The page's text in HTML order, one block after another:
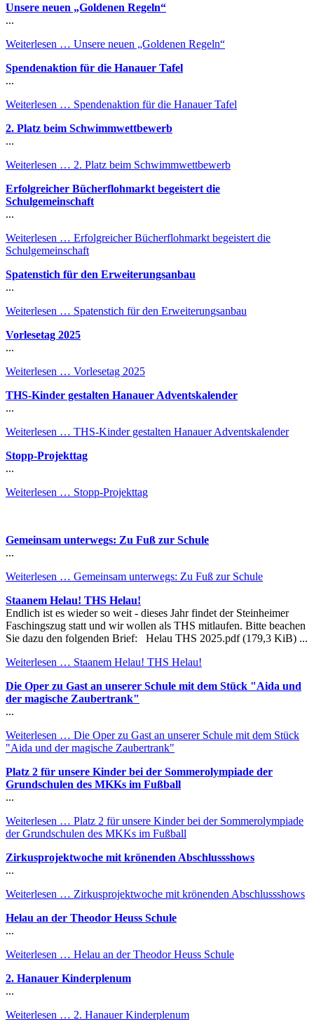
Unsere neuen „Goldenen Regeln“
...
Weiterlesen … Unsere neuen „Goldenen Regeln“
Spendenaktion für die Hanauer Tafel
...
Weiterlesen … Spendenaktion für die Hanauer Tafel
2. Platz beim Schwimmwettbewerb
...
Weiterlesen … 2. Platz beim Schwimmwettbewerb
Erfolgreicher Bücherflohmarkt begeistert die
Schulgemeinschaft
...
Weiterlesen … Erfolgreicher Bücherflohmarkt begeistert die
Schulgemeinschaft
Spatenstich für den Erweiterungsanbau
...
Weiterlesen … Spatenstich für den Erweiterungsanbau
Vorlesetag 2025
...
Weiterlesen … Vorlesetag 2025
THS-Kinder gestalten Hanauer Adventskalender
...
Weiterlesen … THS-Kinder gestalten Hanauer Adventskalender
Stopp-Projekttag
...
Weiterlesen … Stopp-Projekttag
Gemeinsam unterwegs: Zu Fuß zur Schule
...
Weiterlesen … Gemeinsam unterwegs: Zu Fuß zur Schule
Staanem Helau! THS Helau!
Endlich ist es wieder so weit - dieses Jahr findet der Steinheimer
Faschingszug statt und wir wollen als THS mitlaufen. Bitte beachen
Sie dazu den folgenden Brief: Helau THS 2025.pdf (179,3 KiB) ...
Weiterlesen … Staanem Helau! THS Helau!
Die Oper zu Gast an unserer Schule mit dem Stück "Aida und
der magische Zaubertrank"
...
Weiterlesen … Die Oper zu Gast an unserer Schule mit dem Stück
"Aida und der magische Zaubertrank"
Platz 2 für unsere Kinder bei der Sommerolympiade der
Grundschulen des MKKs im Fußball
...
Weiterlesen … Platz 2 für unsere Kinder bei der Sommerolympiade
der Grundschulen des MKKs im Fußball
Zirkusprojektwoche mit krönenden Abschlussshows
...
Weiterlesen … Zirkusprojektwoche mit krönenden Abschlussshows
Helau an der Theodor Heuss Schule
...
Weiterlesen … Helau an der Theodor Heuss Schule
2. Hanauer Kinderplenum
...
Weiterlesen … 2. Hanauer Kinderplenum